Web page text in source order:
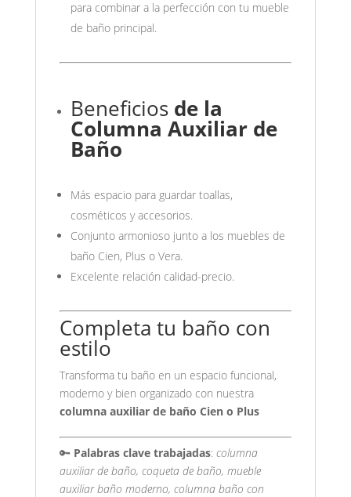
para combinar a la perfección con tu mueble
de baño principal.
Beneficiosde la
Columna Auxiliar de
Baño
Más espacio para guardar toallas,
cosméticos y accesorios.
Conjunto armonioso junto a los muebles de
baño Cien, Plus o Vera.
Excelente relación calidad-precio.
Completa tu baño con
estilo
Transforma tu baño en un espacio funcional,
moderno y bien organizado con nuestra
columna auxiliar de baño Cien o Plus
🔑 Palabras clave trabajadas: columna
auxiliar de baño, coqueta de baño, mueble
auxiliar baño moderno, columna baño con